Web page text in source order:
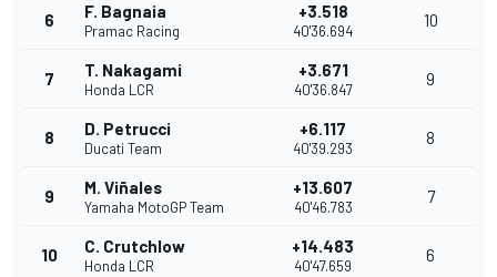
6 F. Bagnaia
Pramac Racing
+3.518
40'36.694
10
7 T. Nakagami
Honda LCR
+3.671
40'36.847
9
8 D. Petrucci
Ducati Team
+6.117
40'39.293
8
9 M. Viñales
Yamaha MotoGP Team
+13.607
40'46.783
7
10 C. Crutchlow
Honda LCR
+14.483
40'47.659
6